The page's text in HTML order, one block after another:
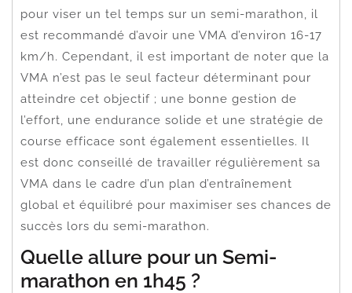
pour viser un tel temps sur un semi-marathon, il
est recommandé d’avoir une VMA d’environ 16-17
km/h. Cependant, il est important de noter que la
VMA n’est pas le seul facteur déterminant pour
atteindre cet objectif ; une bonne gestion de
l’effort, une endurance solide et une stratégie de
course efficace sont également essentielles. Il
est donc conseillé de travailler régulièrement sa
VMA dans le cadre d’un plan d’entraînement
global et équilibré pour maximiser ses chances de
succès lors du semi-marathon.
Quelle allure pour un Semi-
marathon en 1h45 ?